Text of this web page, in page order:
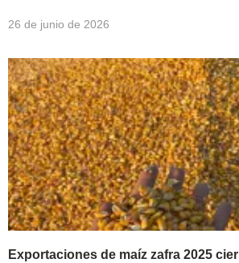
26 de junio de 2026
Exportaciones de maíz zafra 2025